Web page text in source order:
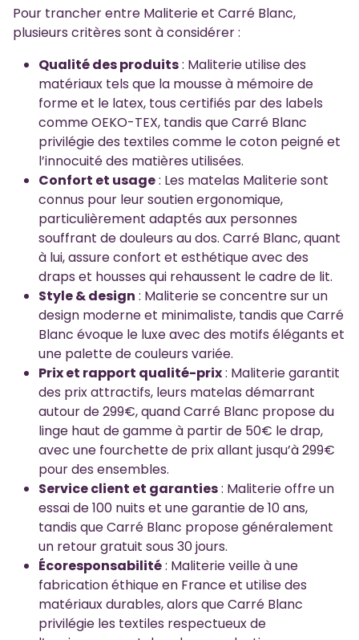
Pour trancher entre Maliterie et Carré Blanc,
plusieurs critères sont à considérer :
Qualité des produits: Maliterie utilise des
matériaux tels que la mousse à mémoire de
forme et le latex, tous certifiés par des labels
comme OEKO-TEX, tandis que Carré Blanc
privilégie des textiles comme le coton peigné et
l’innocuité des matières utilisées.
Confort et usage: Les matelas Maliterie sont
connus pour leur soutien ergonomique,
particulièrement adaptés aux personnes
souffrant de douleurs au dos. Carré Blanc, quant
à lui, assure confort et esthétique avec des
draps et housses qui rehaussent le cadre de lit.
Style & design : Maliterie se concentre sur un
design moderne et minimaliste, tandis que Carré
Blanc évoque le luxe avec des motifs élégants et
une palette de couleurs variée.
Prix et rapport qualité-prix: Maliterie garantit
des prix attractifs, leurs matelas démarrant
autour de 299€, quand Carré Blanc propose du
linge haut de gamme à partir de 50€ le drap,
avec une fourchette de prix allant jusqu’à 299€
pour des ensembles.
Service client et garanties: Maliterie offre un
essai de 100 nuits et une garantie de 10 ans,
tandis que Carré Blanc propose généralement
un retour gratuit sous 30 jours.
Écoresponsabilité: Maliterie veille à une
fabrication éthique en France et utilise des
matériaux durables, alors que Carré Blanc
privilégie les textiles respectueux de